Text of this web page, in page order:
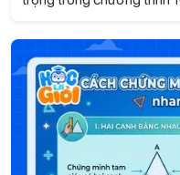
thức với cuộc sống, Học
phương pháp chứng
linh hoạt khi làm bài.